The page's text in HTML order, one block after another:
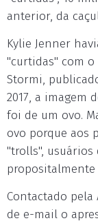
anterior, da
Kylie Jenner
"curtidas" com
Stormi,
2017, a imagem
foi de um ovo.
ovo porque aos
"trolls",
propositalmente
Contactado pela
de e-mail o